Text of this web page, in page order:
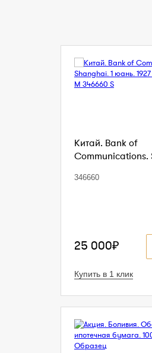
Китай. Bank of
Communications.
346660
25 000₽
Купить в 1 клик